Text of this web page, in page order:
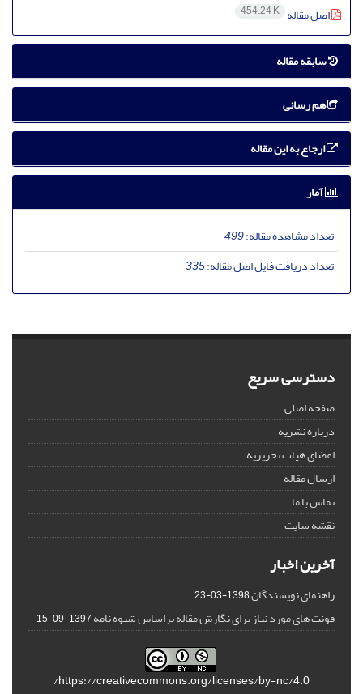
اصل مقاله 454.24 K
سابقه مقاله
هم رسانی
ارجاع به این مقاله
آمار
تعداد مشاهده مقاله:499
تعداد دریافت فایل اصل مقاله:335
دسترسی سریع
صفحه اصلی
درباره نشریه
اعضای هیات تحریریه
ارسال مقاله
تماس با ما
نقشه سایت
آخرین اخبار
راهنمای نویسندگان1398-03-23
فونت های مورد نیاز برای نگارش مقاله براساس شیوه نامه1397-09-15
https://creativecommons.org/licenses/by-nc/4.0/